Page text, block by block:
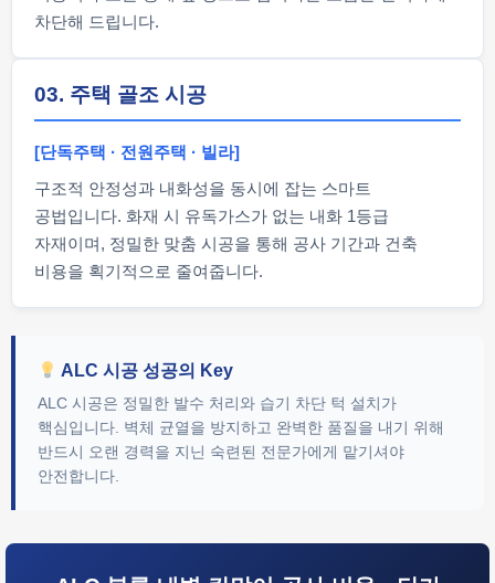
차단해 드립니다.
03. 주택 골조 시공
[단독주택 · 전원주택 · 빌라]
구조적 안정성과 내화성을 동시에 잡는 스마트
공법입니다. 화재 시 유독가스가 없는 내화 1등급
자재이며, 정밀한 맞춤 시공을 통해 공사 기간과 건축
비용을 획기적으로 줄여줍니다.
ALC 시공 성공의 Key
ALC 시공은 정밀한 발수 처리와 습기 차단 턱 설치가
핵심입니다. 벽체 균열을 방지하고 완벽한 품질을 내기 위해
반드시 오랜 경력을 지닌 숙련된 전문가에게 맡기셔야
안전합니다.